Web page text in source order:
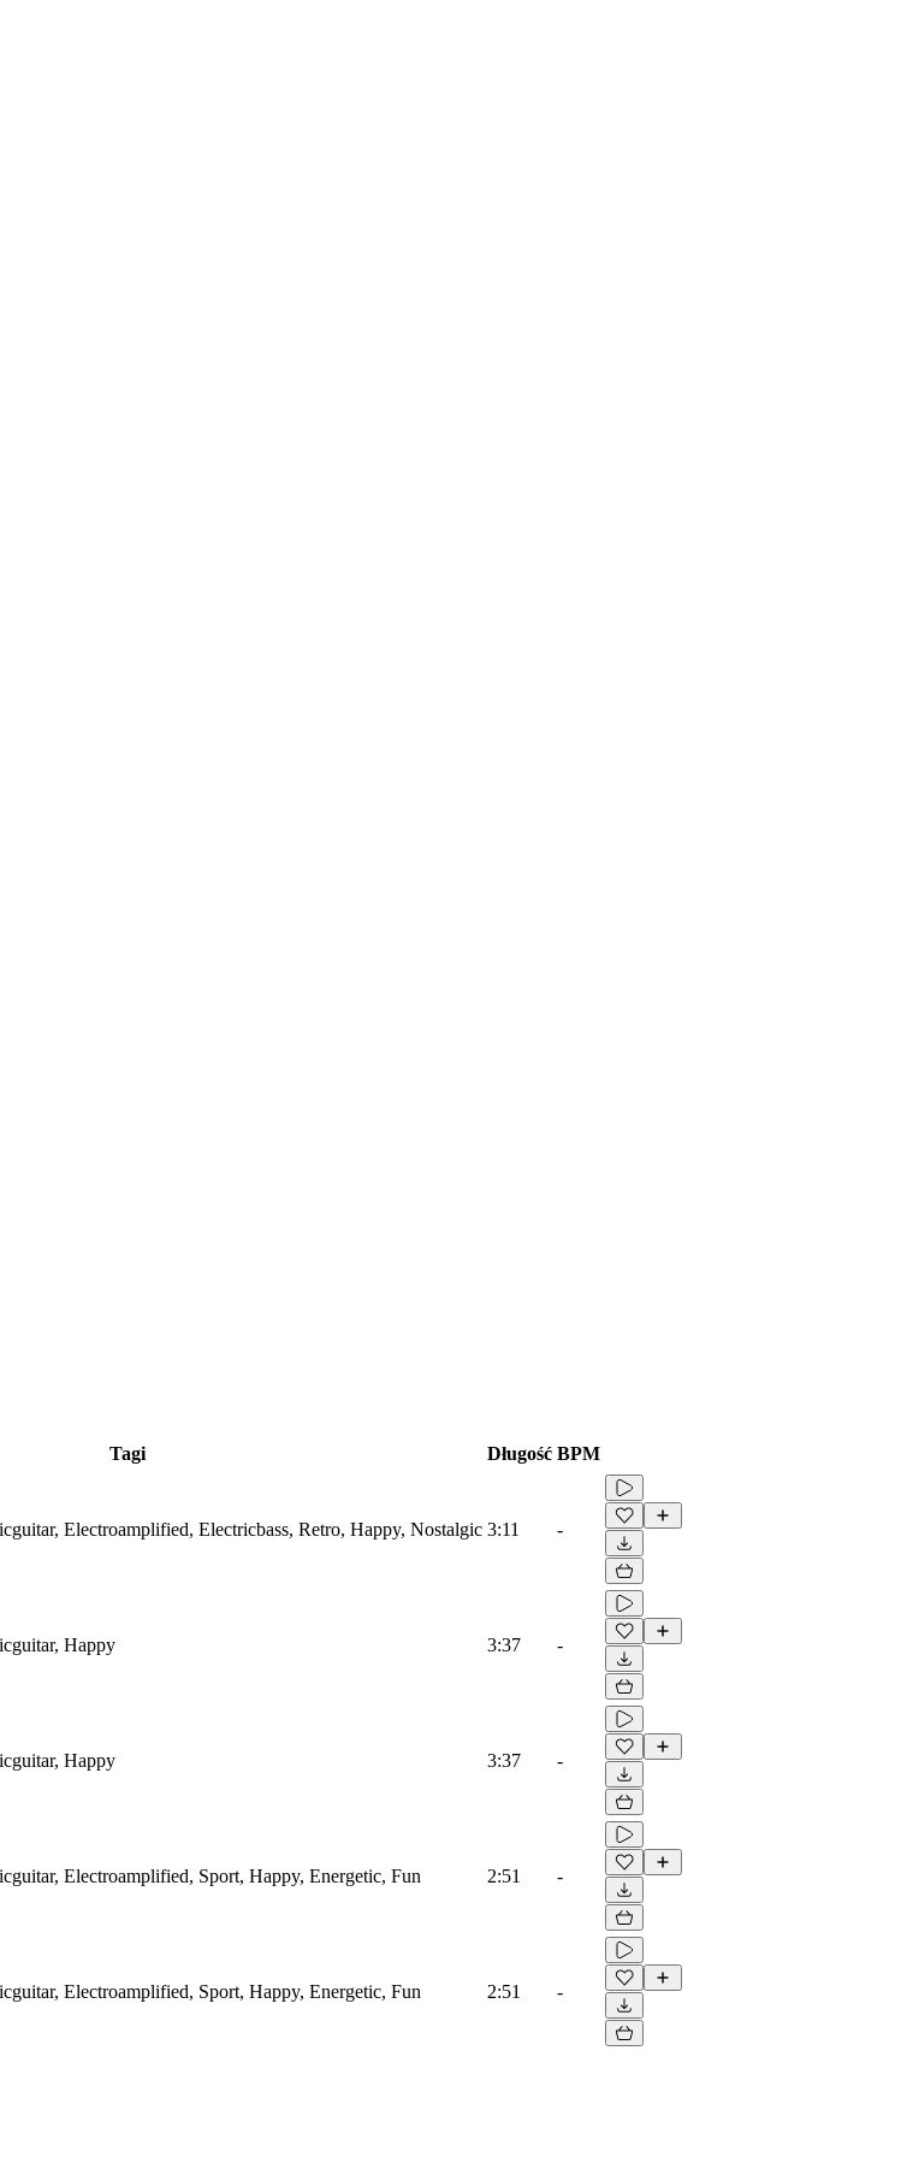
Tagi Długość BPM
Electroamplified, Electricbass, Retro, Happy, Nostalgic 3:11 -
Happy 3:37 -
Happy 3:37 -
Electroamplified, Sport, Happy, Energetic, Fun 2:51 -
Electroamplified, Sport, Happy, Energetic, Fun 2:51 -